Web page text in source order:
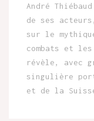
André
de ses
sur le
combats et
révèle, avec
singulière
et de la